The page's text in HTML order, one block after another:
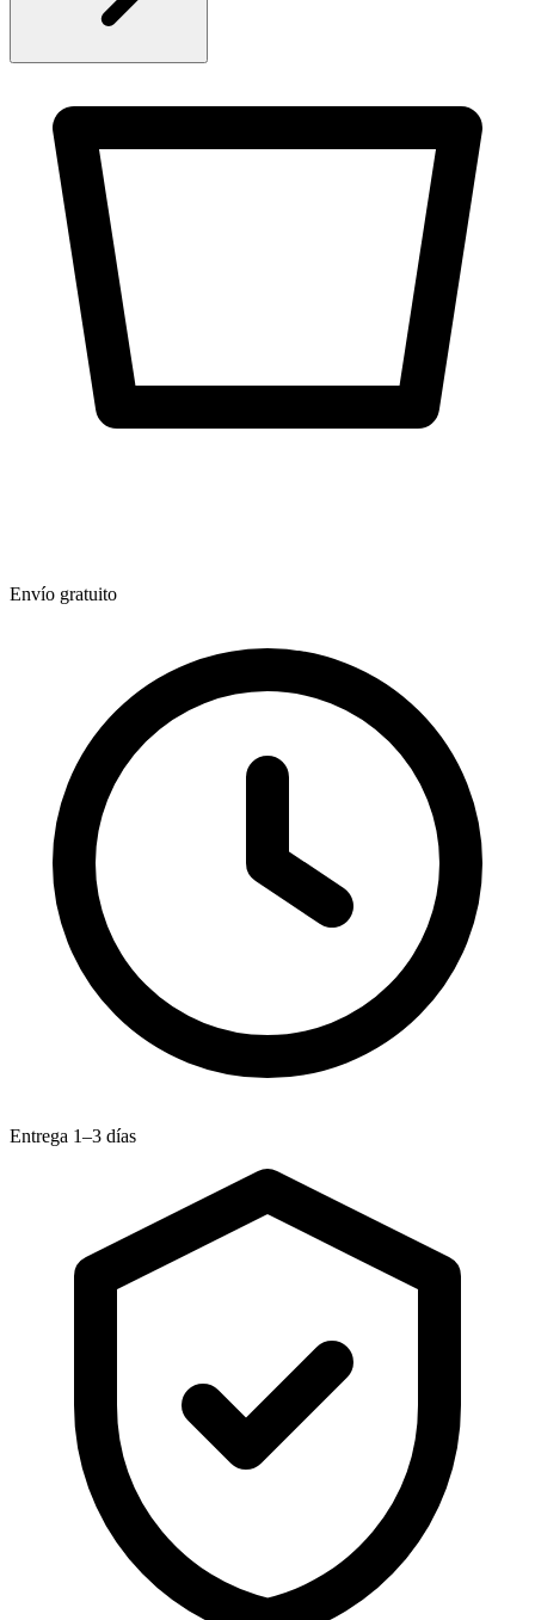
Envío gratuito
Entrega 1–3 días